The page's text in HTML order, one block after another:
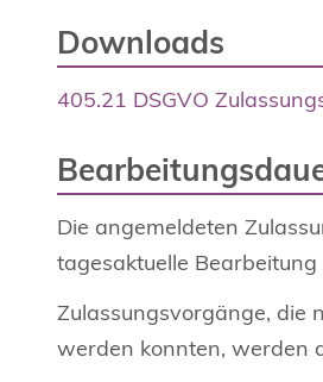
Downloads
405.21 DSGVO
Die angemeldeten
tagesaktuelle
Zulassungsvorgänge, die
werden konnten, werden